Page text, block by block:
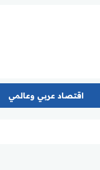
اقتصاد عربي وعالمي